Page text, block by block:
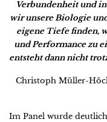
Verbundenheit und
wir unsere Biologie
eigene Tiefe finden,
und Performance zu
entsteht dann nicht
Christoph Müller-
Im Panel wurde